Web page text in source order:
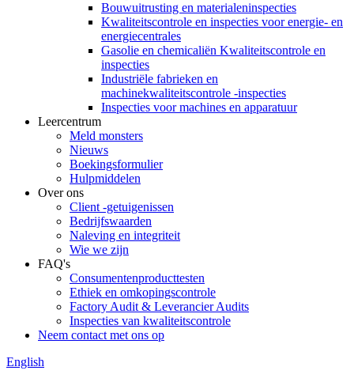
Bouwuitrusting en materialeninspecties
Kwaliteitscontrole en inspecties voor energie- en
energiecentrales
Gasolie en chemicaliën Kwaliteitscontrole en
inspecties
Industriële fabrieken en
machinekwaliteitscontrole -inspecties
Inspecties voor machines en apparatuur
Leercentrum
Meld monsters
Nieuws
Boekingsformulier
Hulpmiddelen
Over ons
Client -getuigenissen
Bedrijfswaarden
Naleving en integriteit
Wie we zijn
FAQ's
Consumentenproducttesten
Ethiek en omkopingscontrole
Factory Audit & Leverancier Audits
Inspecties van kwaliteitscontrole
Neem contact met ons op
English